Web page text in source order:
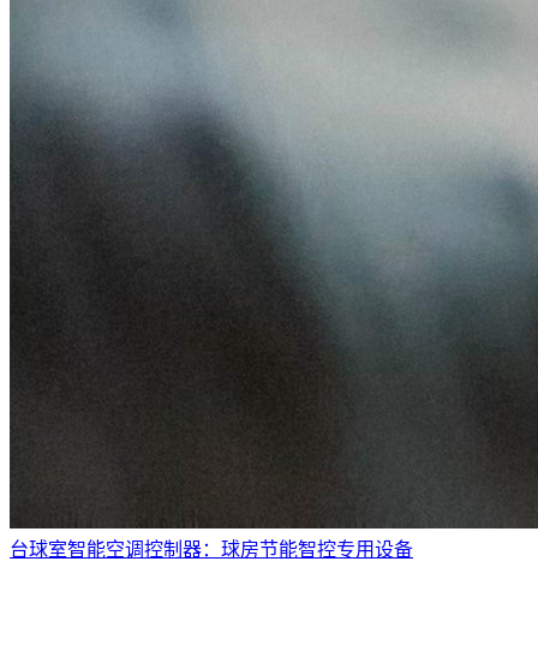
台球室智能空调控制器：球房节能智控专用设备